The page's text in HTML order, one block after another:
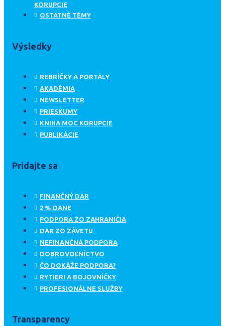
KORUPCIE
OSTATNÉ TÉMY
Výsledky
REBRÍČKY A PORTÁLY
AKADÉMIA
NEWSLETTER
PRIESKUMY
KNIHA MOC KORUPCIE
PUBLIKÁCIE
Pridajte sa
FINANČNÝ DAR
2 % DANE
PODPORA ZO ZAHRANIČIA
DAR ZO ZÁVETU
NEFINANČNÁ PODPORA
DOBROVOĽNÍCTVO
ČO DOKÁŽE PODPORA?
RYTIERI A BOJOVNÍČKY
PROFESIONÁLNE SLUŽBY
Transparency